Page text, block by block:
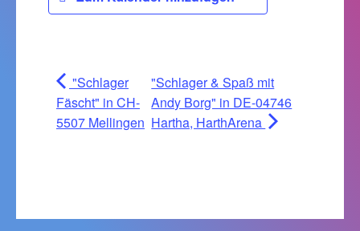
"Schlager
Fäscht" in CH-
5507 Mellingen
"Schlager & Spaß mit
Andy Borg" in DE-04746
Hartha, HarthArena